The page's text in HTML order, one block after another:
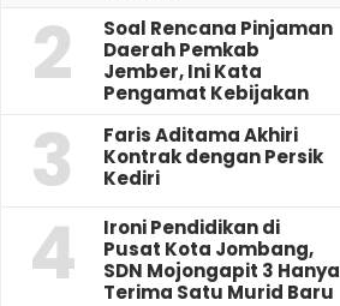
2
‎Soal Rencana Pinjaman
Daerah Pemkab
Jember, Ini Kata
Pengamat Kebijakan ‎
3
Faris Aditama Akhiri
Kontrak dengan Persik
Kediri
4
Ironi Pendidikan di
Pusat Kota Jombang,
SDN Mojongapit 3 Hanya
Terima Satu Murid Baru